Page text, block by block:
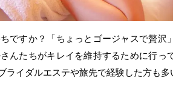
ですか？「ちょっとゴージャスで贅沢
んたちがキレイを維持するために行っ
ライダルエステや旅先で経験した方も多